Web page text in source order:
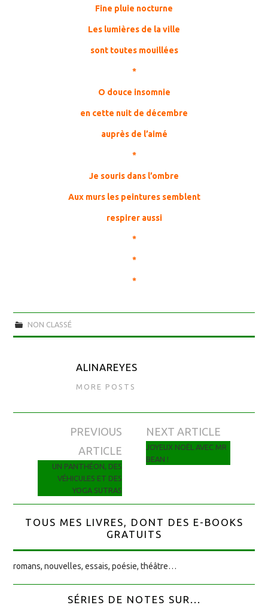
Fine pluie nocturne
Les lumières de la ville
sont toutes mouillées
*
O douce insomnie
en cette nuit de décembre
auprès de l’aimé
*
Je souris dans l’ombre
Aux murs les peintures semblent
respirer aussi
*
*
*
NON CLASSÉ
ALINAREYES
MORE POSTS
Navigation des articles
PREVIOUS
ARTICLE
UN PANTHÉON, DES
VÉHICULES ET DES
YOGA SUTRAS
NEXT ARTICLE
JOYEUX NOËL AVEC MR
BEAN !
TOUS MES LIVRES, DONT DES E-BOOKS
GRATUITS
romans, nouvelles, essais, poésie, théâtre…
SÉRIES DE NOTES SUR...